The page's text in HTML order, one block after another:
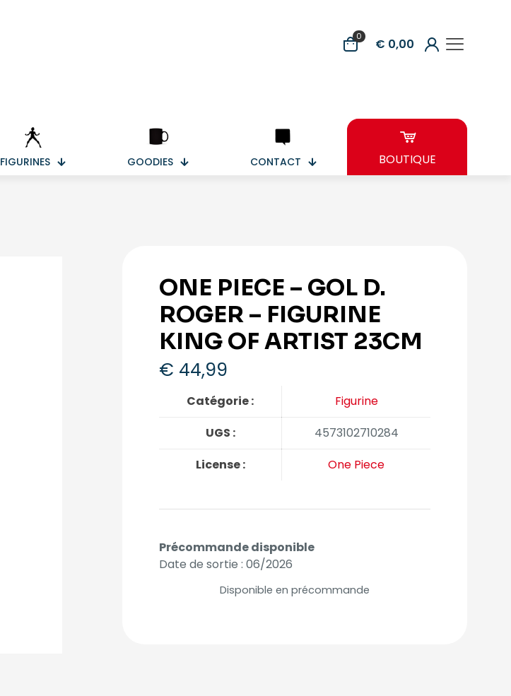
0 € 0,00
FIGURINES GOODIES CONTACT BOUTIQUE
ONE PIECE – GOL D.
ROGER – FIGURINE
KING OF ARTIST 23CM
€ 44,99
Catégorie :
Figurine
UGS :
4573102710284
License :
One Piece
Précommande disponible
Date de sortie : 06/2026
Disponible en précommande